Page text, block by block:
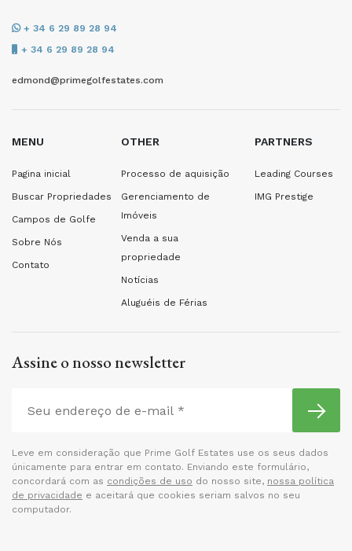
+ 34 6 29 89 28 94
+ 34 6 29 89 28 94
edmond@primegolfestates.com
MENU
Pagina inicial
Buscar Propriedades
Campos de Golfe
Sobre Nós
Contato
OTHER
Processo de aquisição
Gerenciamento de
Imóveis
Venda a sua
propriedade
Notícias
Aluguéis de Férias
PARTNERS
Leading Courses
IMG Prestige
Assine o nosso newsletter
Leve em consideração que Prime Golf Estates use os seus dados
únicamente para entrar em contato. Enviando este formulário,
concordará com as condições de uso do nosso site, nossa política
de privacidade e aceitará que cookies seriam salvos no seu
computador.